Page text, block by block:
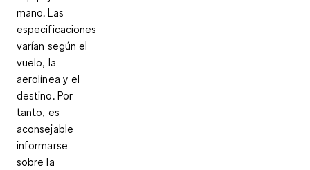
mano. Las
especificaciones
varían según el
vuelo, la
aerolínea y el
destino. Por
tanto, es
aconsejable
informarse
sobre la